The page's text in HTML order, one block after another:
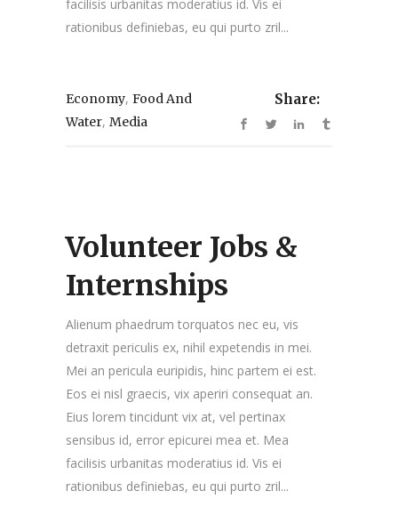
facilisis urbanitas moderatius id. Vis ei
rationibus definiebas, eu qui purto zril...
Economy, Food And
Water, Media
Share:
Volunteer Jobs &
Internships
Alienum phaedrum torquatos nec eu, vis
detraxit periculis ex, nihil expetendis in mei.
Mei an pericula euripidis, hinc partem ei est.
Eos ei nisl graecis, vix aperiri consequat an.
Eius lorem tincidunt vix at, vel pertinax
sensibus id, error epicurei mea et. Mea
facilisis urbanitas moderatius id. Vis ei
rationibus definiebas, eu qui purto zril...